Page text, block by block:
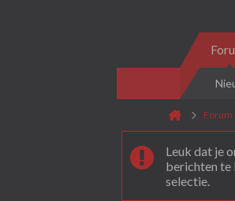
Forum
Leuk dat je
berichten te
selectie.